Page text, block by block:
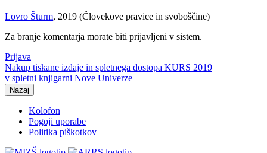
Lovro Šturm, 2019 (Človekove pravice in svoboščine)
Za branje komentarja morate biti prijavljeni v sistem.
Prijava
Nakup tiskane izdaje in spletnega dostopa KURS 2019
v spletni knjigarni Nove Univerze
Nazaj
Kolofon
Pogoji uporabe
Politika piškotkov